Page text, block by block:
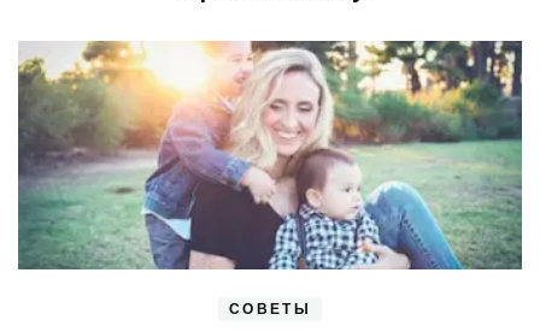
СОВЕТЫ